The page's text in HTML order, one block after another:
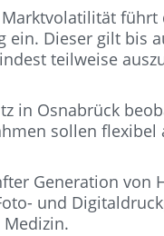
führt
ein. Dieser gilt bis
teilweise
in Osnabrück
sollen
Generation von
und